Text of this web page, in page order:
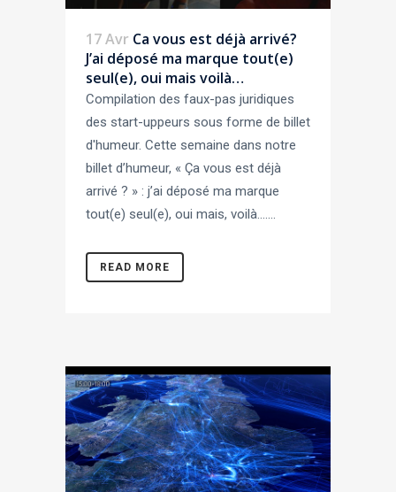
17 Avr Ca vous est déjà arrivé?
J’ai déposé ma marque tout(e)
seul(e), oui mais voilà…
Compilation des faux-pas juridiques
des start-uppeurs sous forme de billet
d'humeur. Cette semaine dans notre
billet d’humeur, « Ça vous est déjà
arrivé ? » : j’ai déposé ma marque
tout(e) seul(e), oui mais, voilà…....
READ MORE